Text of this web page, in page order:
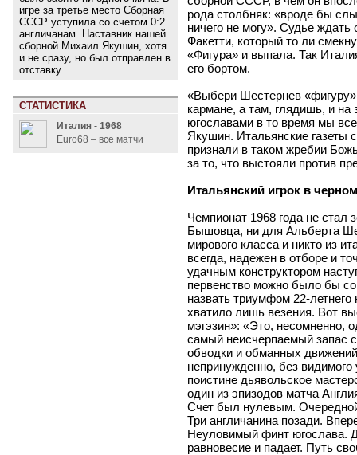
игре за третье место Сборная
СССР уступила со счетом 0:2
англичанам. Наставник нашей
сборной Михаил Якушин, хотя
и не сразу, но был отправлен в
отставку.
СТАТИСТИКА
Италия - 1968
Euro68 – все матчи
рода столбняк: «вроде бы
ничего не могу». Судье ждать
Факетти, который то ли
«Фигура» и выпала. Так
его бортом.
«Выбери Шестернев
кармане, а там, глядишь, и
югославами в то время мы
Якушин. Итальянские газеты
признали в таком жребии
за то, что выстояли против
Итальянский игрок в черном
Чемпионат 1968 года не стал
Бышовца, ни для Альберта
мирового класса и никто из
всегда, надежен в отборе и
удачным конструктором
первенство можно было бы
назвать триумфом 22-
хватило лишь везения. Вот
мэгэзин»: «Это, несомненно,
самый неисчерпаемый запас
обводки и обманных
непринужденно, без
поистине дьявольское
один из эпизодов матча
Счет был нулевым.
Три англичанина позади.
Неуловимый финт югослава.
равновесие и падает. Путь